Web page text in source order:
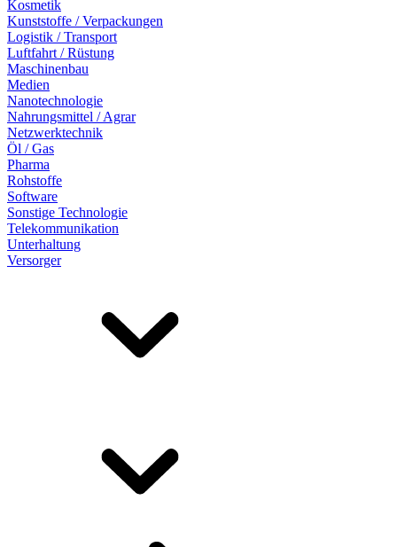
Kosmetik
Kunststoffe / Verpackungen
Logistik / Transport
Luftfahrt / Rüstung
Maschinenbau
Medien
Nanotechnologie
Nahrungsmittel / Agrar
Netzwerktechnik
Öl / Gas
Pharma
Rohstoffe
Software
Sonstige Technologie
Telekommunikation
Unterhaltung
Versorger